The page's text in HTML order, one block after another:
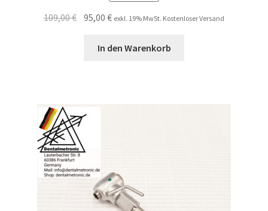
109,00€ Ursprünglicher
95,00€Aktueller
ist:
exkl. 19% MwSt. Kostenloser Versand
In den Warenkorb